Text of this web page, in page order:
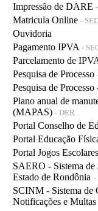
Impressão de DARE
Matricula Online -
Ouvidoria
Pagamento IPVA -
Parcelamento de
Pesquisa de Processo
Pesquisa de
Plano anual de
(MAPAS) - DER
Portal Conselho de
Portal Educação
Portal Jogos Escolares
SAERO - Sistema
Estado de Rondônia -
SCINM - Sistema de
Notificações e Multas